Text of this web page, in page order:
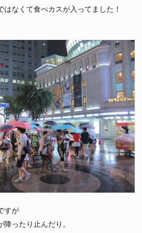
はなくて食べカスが入ってました！
すが
ったり止んだり。